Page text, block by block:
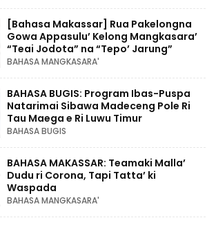
[Bahasa Makassar] Rua Pakelongna
Gowa Appasulu’ Kelong Mangkasara’
“Teai Jodota” na “Tepo’ Jarung”
BAHASA MANGKASARA'
BAHASA BUGIS: Program Ibas-Puspa
Natarimai Sibawa Madeceng Pole Ri
Tau Maega e Ri Luwu Timur
BAHASA BUGIS
BAHASA MAKASSAR: Teamaki Malla’
Dudu ri Corona, Tapi Tatta’ ki
Waspada
BAHASA MANGKASARA'